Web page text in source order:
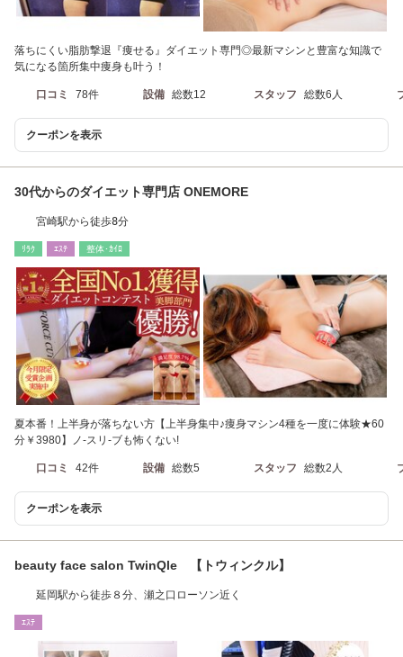
落ちにくい脂肪撃退『痩せる』ダイエット専門◎最新マシンと豊富な知識で
気になる箇所集中痩身も叶う！
口コミ 78件 設備 総数12 スタッフ 総数6人
クーポンを表示
30代からのダイエット専門店 ONEMORE
宮崎駅から徒歩8分
ﾘﾗｸ ｴｽﾃ 整体･ｶｲﾛ
夏本番！上半身が落ちない方【上半身集中♪痩身マシン4種を一度に体験★60
分￥3980】ノ-スリ-ブも怖くない!
口コミ 42件 設備 総数5 スタッフ 総数2人
クーポンを表示
beauty face salon TwinQle 【トウィンクル】
延岡駅から徒歩８分、瀬之口ローソン近く
ｴｽﾃ